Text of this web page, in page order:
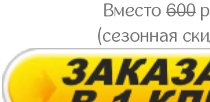
Вместо600
(сезонная